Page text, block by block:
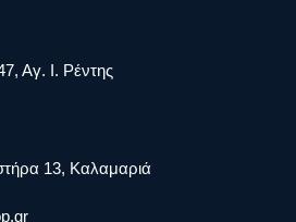
Αγ. Ι. Ρέντης
13, Καλαμαριά